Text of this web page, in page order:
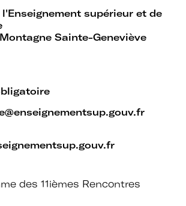
Devenir adhérent
mail
moi
supérieur et de
Sainte-Geneviève
des 11ièmes Rencontres